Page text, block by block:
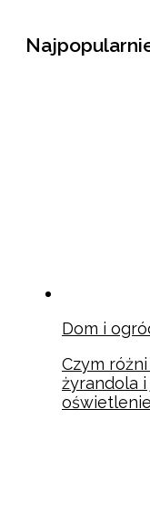
Dom i
Czym
żyrandola